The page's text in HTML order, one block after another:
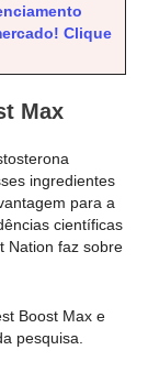
Clique
Max
ingredientes
para a
científicas
Nation faz sobre
Boost Max e
pesquisa.